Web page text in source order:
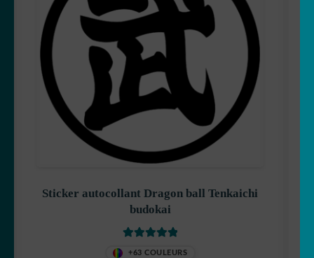
Sticker autocollant Dragon ball Tenkaichi
budokai
+63 COULEURS